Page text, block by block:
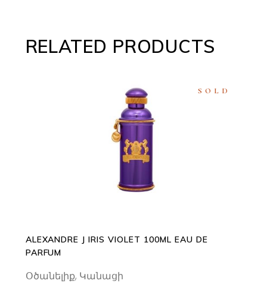
RELATED PRODUCTS
SOLD
READ MORE
ALEXANDRE J IRIS VIOLET 100ML EAU DE
PARFUM
Օծանելիք, Կանացի